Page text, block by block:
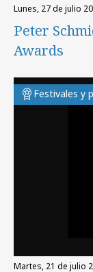
lunes, 27 de julio
Peter
Awards
Festivales y
martes, 21 de julio